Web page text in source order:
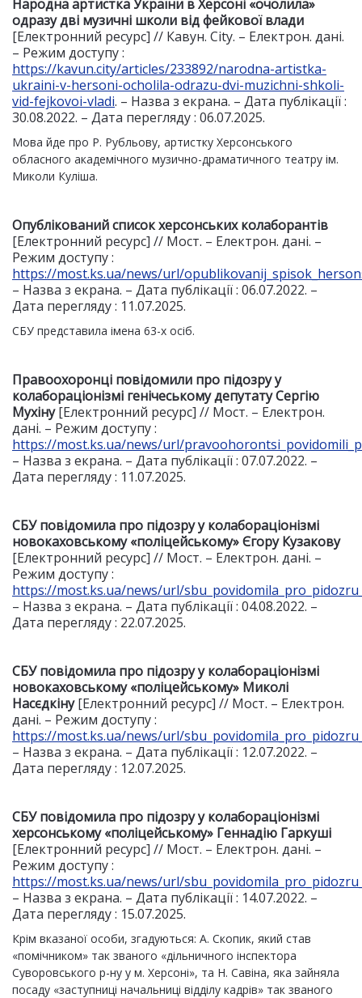
Народна артистка України в Херсоні «очолила»
одразу дві музичні школи від фейкової влади
[Електронний ресурс] // Кавун. City. – Електрон. дані.
– Режим доступу :
https://kavun.city/articles/233892/narodna-artistka-
ukraini-v-hersoni-ocholila-odrazu-dvi-muzichni-shkoli-
vid-fejkovoi-vladi. – Назва з екрана. – Дата публікації :
30.08.2022. – Дата перегляду : 06.07.2025.
Мова йде про Р. Рубльову, артистку Херсонського
обласного академічного музично-драматичного театру ім.
Миколи Куліша.
Опублікований список херсонських колаборантів
[Електронний ресурс] // Мост. – Електрон. дані. –
Режим доступу :
https://most.ks.ua/news/url/
– Назва з екрана. – Дата публікації : 06.07.2022. –
Дата перегляду : 11.07.2025.
СБУ представила імена 63-х осіб.
Правоохоронці повідомили про підозру у
колабораціонізмі генічеському депутату Сергію
Мухіну[Електронний ресурс] // Мост. – Електрон.
дані. – Режим доступу :
https://most.ks.ua/news/url/
– Назва з екрана. – Дата публікації : 07.07.2022. –
Дата перегляду : 11.07.2025.
СБУ повідомила про підозру у колабораціонізмі
новокаховському«поліцейському»Єгору Кузакову
[Електронний ресурс] // Мост. – Електрон. дані. –
Режим доступу :
https://most.ks.ua/news/url/
– Назва з екрана. – Дата публікації : 04.08.2022. –
Дата перегляду : 22.07.2025.
СБУ повідомила про підозру у колабораціонізмі
новокаховському «поліцейському» Миколі
Насєдкіну[Електронний ресурс] // Мост. – Електрон.
дані. – Режим доступу :
https://most.ks.ua/news/url/
– Назва з екрана. – Дата публікації : 12.07.2022. –
Дата перегляду : 12.07.2025.
СБУ повідомила про підозру у колабораціонізмі
херсонському «поліцейському» Геннадію Гаркуші
[Електронний ресурс] // Мост. – Електрон. дані. –
Режим доступу :
https://most.ks.ua/news/url/
– Назва з екрана. – Дата публікації : 14.07.2022. –
Дата перегляду : 15.07.2025.
Крім вказаної особи, згадуються: А. Скопик, який став
«помічником» так званого «дільничного інспектора
Суворовського р-ну у м. Херсоні», та Н. Савіна, яка зайняла
посаду «заступниці начальниці відділу кадрів» так званого